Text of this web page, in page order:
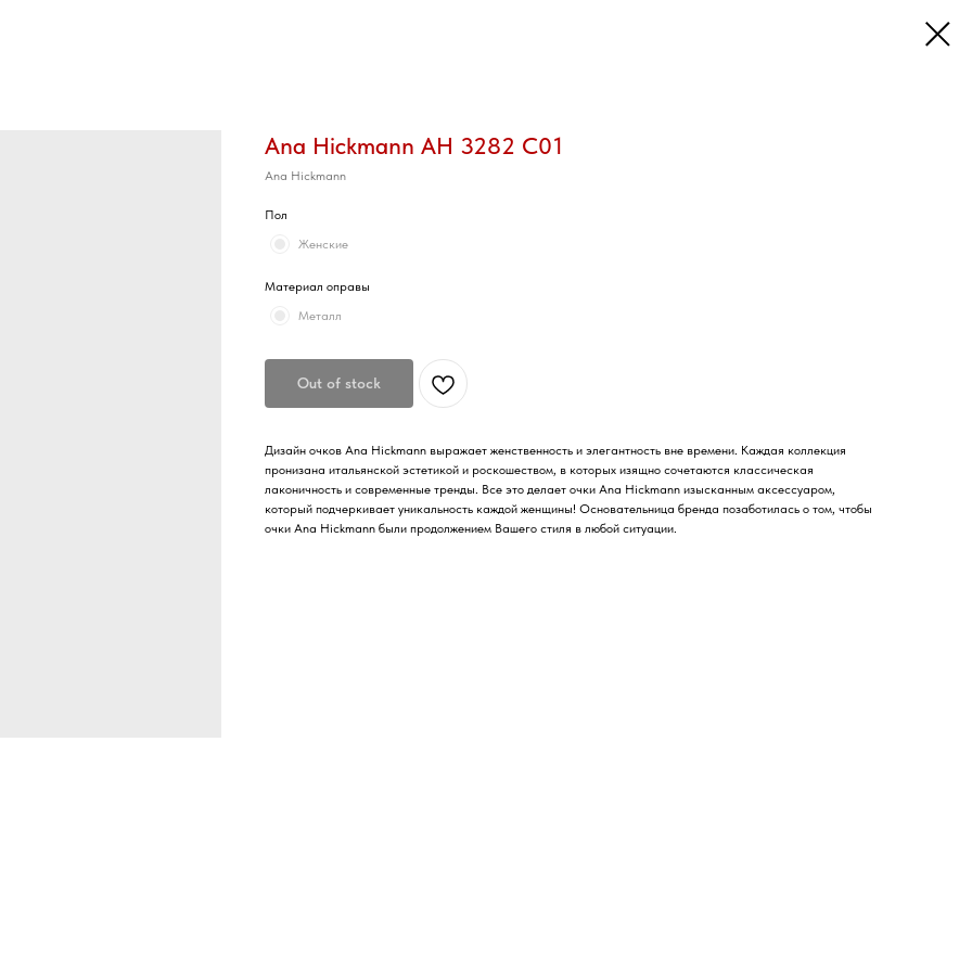
Ana Hickmann AH 3282 C01
Ana Hickmann
Пол
Женские
Материал оправы
Металл
Out of stock
Дизайн очков Ana Hickmann выражает женственность и элегантность вне времени. Каждая коллекция
пронизана итальянской эстетикой и роскошеством, в которых изящно сочетаются классическая
лаконичность и современные тренды. Все это делает очки Ana Hickmann изысканным аксессуаром,
который подчеркивает уникальность каждой женщины! Основательница бренда позаботилась о том, чтобы
очки Ana Hickmann были продолжением Вашего стиля в любой ситуации.